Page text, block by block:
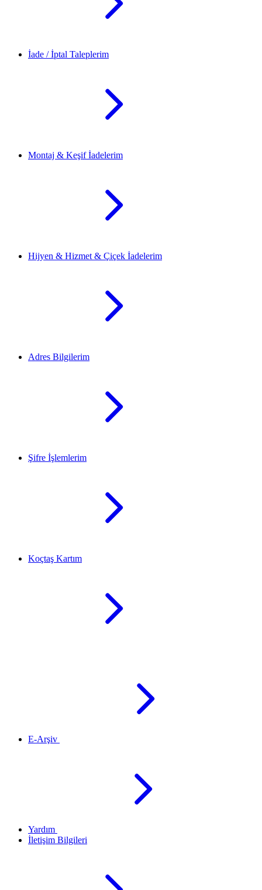
İade / İptal Taleplerim
Montaj & Keşif İadelerim
Hijyen & Hizmet & Çiçek İadelerim
Adres Bilgilerim
Şifre İşlemlerim
Koçtaş Kartım
E-Arşiv
Yardım
İletişim Bilgileri